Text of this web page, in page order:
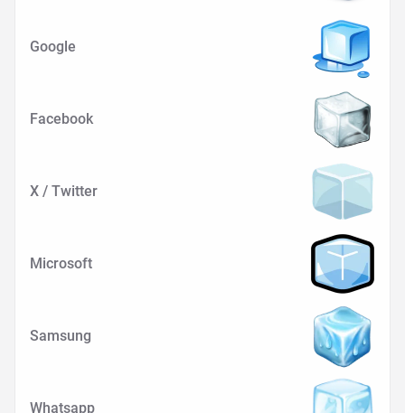
Google
Facebook
X / Twitter
Microsoft
Samsung
Whatsapp